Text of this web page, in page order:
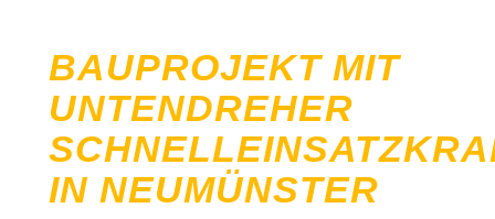
BAUPROJEKT MIT
UNTENDREHER
IN NEUMÜNSTER